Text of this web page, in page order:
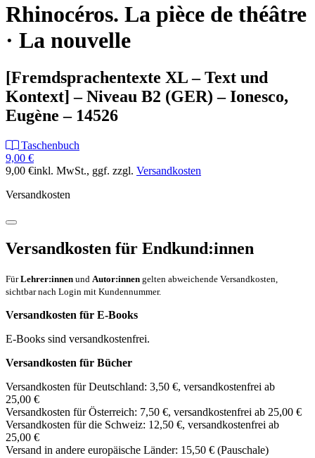
Rhinocéros. La pièce de théâtre
· La nouvelle
[Fremdsprachentexte XL – Text und
Kontext] – Niveau B2 (GER) – Ionesco,
Eugène – 14526
Taschenbuch
9,00 €
9,00 €inkl. MwSt., ggf. zzgl. Versandkosten
Versandkosten
Versandkosten für Endkund:innen
FürLehrer:innen und Autor:innen gelten abweichende Versandkosten,
sichtbar nach Login mit Kundennummer.
Versandkosten für E-Books
E-Books sind versandkostenfrei.
Versandkosten für Bücher
Versandkosten für Deutschland: 3,50 €, versandkostenfrei ab
25,00 €
Versandkosten für Österreich: 7,50 €, versandkostenfrei ab 25,00 €
Versandkosten für die Schweiz: 12,50 €, versandkostenfrei ab
25,00 €
Versand in andere europäische Länder: 15,50 € (Pauschale)